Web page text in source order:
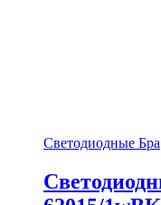
Светодиодные Бра